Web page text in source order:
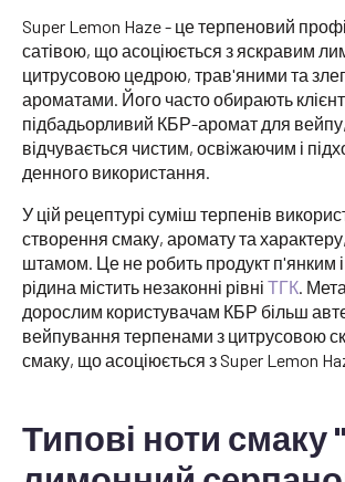
Super Lemon Haze - це терпеновий
сатівою, що асоціюється з яскравим
цитрусовою цедрою, трав'яними та
ароматами. Його часто обирають
підбадьорливий КБР-аромат для
відчувається чистим, освіжаючим і
денного використання.
У цій рецептурі суміш терпенів
створення смаку, аромату та
штамом. Це не робить продукт п'янким
рідина містить незаконні рівні ТГК .
дорослим користувачам КБР більш
вейпування терпенами з цитрусовою
смаку, що асоціюється з Super Lemon
Типові ноти смаку